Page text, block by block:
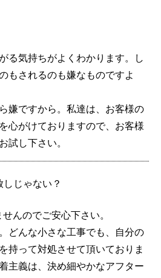
る気持ちがよくわかります。し
もされるのも嫌なものですよ
嫌ですから。私達は、お客様の
心がけておりますので、お客様
試し下さい。
じゃない？
んのでご安心下さい。
どんな小さな工事でも、自分の
持って対処させて頂いておりま
主義は、決め細やかなアフター